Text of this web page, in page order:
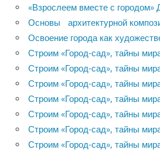
«Взрослеем вместе с городом»
Основы архитектурной
Освоение города как
Строим «Город-сад», тайны
Строим «Город-сад», тайны
Строим «Город-сад», тайны
Строим «Город-сад», тайны
Строим «Город-сад», тайны
Строим «Город-сад», тайны
Строим «Город-сад», тайны